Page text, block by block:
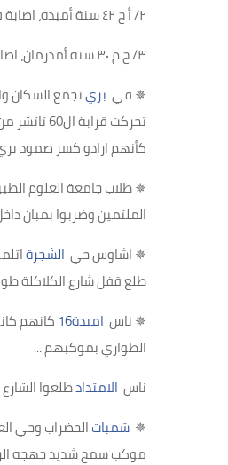
٢/أ ح ٤٢ سنة أمبده، اصابة في الكتف
٣/ح م ٣٠ سنه أمدرمان، اصابة في الرأس
✵في بريتجمع السكان
تحركت
كأنهم ارادو كسر صمود
✵طلاب جامعة العلوم
الملثمين وضربوا بمبان
✵اشاوس حي الشجرة
طلع قفل شارع الكلاكلة
✵ناس امبدة16
كانهم
الطواري بموكبهم...
ناس الامتدادطلعوا
✵ شمباتالحضراب وحي
موكب سمح شديد جهجه